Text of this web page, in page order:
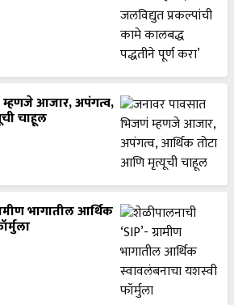
आजार, अपंगत्व,
चाहूल
भागातील आर्थिक